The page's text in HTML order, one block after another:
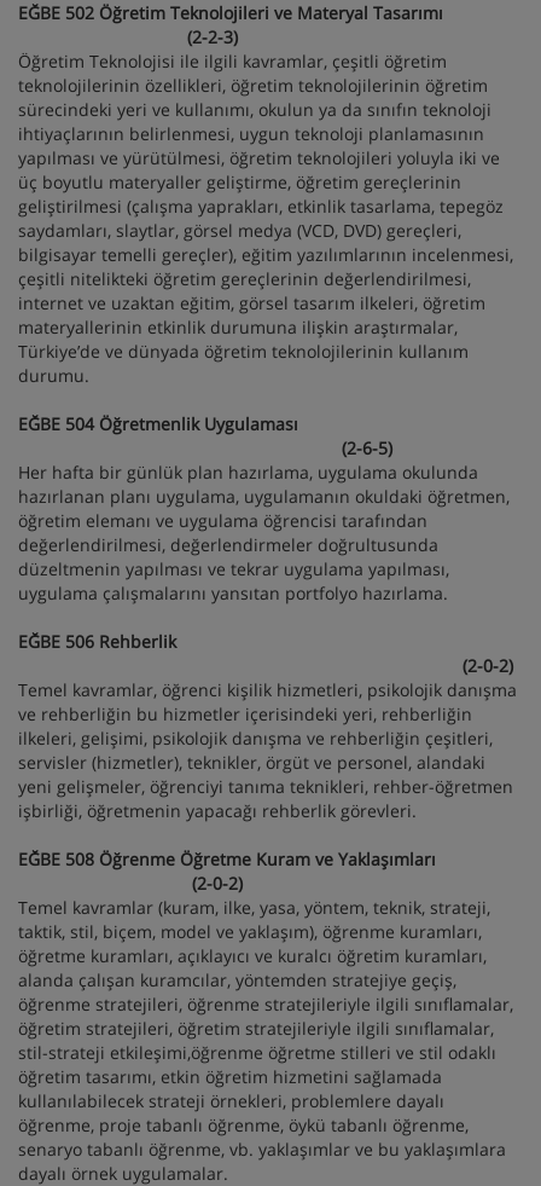
EĞBE 502 Öğretim Teknolojileri ve Materyal Tasarımı
(2-2-3)
Öğretim Teknolojisi ile ilgili kavramlar, çeşitli öğretim
teknolojilerinin özellikleri, öğretim teknolojilerinin öğretim
sürecindeki yeri ve kullanımı, okulun ya da sınıfın teknoloji
ihtiyaçlarının belirlenmesi, uygun teknoloji planlamasının
yapılması ve yürütülmesi, öğretim teknolojileri yoluyla iki ve
üç boyutlu materyaller geliştirme, öğretim gereçlerinin
geliştirilmesi (çalışma yaprakları, etkinlik tasarlama, tepegöz
saydamları, slaytlar, görsel medya (VCD, DVD) gereçleri,
bilgisayar temelli gereçler), eğitim yazılımlarının incelenmesi,
çeşitli nitelikteki öğretim gereçlerinin değerlendirilmesi,
internet ve uzaktan eğitim, görsel tasarım ilkeleri, öğretim
materyallerinin etkinlik durumuna ilişkin araştırmalar,
Türkiye’de ve dünyada öğretim teknolojilerinin kullanım
durumu.
EĞBE 504 Öğretmenlik Uygulaması
(2-6-5)
Her hafta bir günlük plan hazırlama, uygulama okulunda
hazırlanan planı uygulama, uygulamanın okuldaki öğretmen,
öğretim elemanı ve uygulama öğrencisi tarafından
değerlendirilmesi, değerlendirmeler doğrultusunda
düzeltmenin yapılması ve tekrar uygulama yapılması,
uygulama çalışmalarını yansıtan portfolyo hazırlama.
EĞBE 506 Rehberlik
(2-0-2)
Temel kavramlar, öğrenci kişilik hizmetleri, psikolojik danışma
ve rehberliğin bu hizmetler içerisindeki yeri, rehberliğin
ilkeleri, gelişimi, psikolojik danışma ve rehberliğin çeşitleri,
servisler (hizmetler), teknikler, örgüt ve personel, alandaki
yeni gelişmeler, öğrenciyi tanıma teknikleri, rehber-öğretmen
işbirliği, öğretmenin yapacağı rehberlik görevleri.
EĞBE 508 Öğrenme Öğretme Kuram ve Yaklaşımları
(2-0-2)
Temel kavramlar (kuram, ilke, yasa, yöntem, teknik, strateji,
taktik, stil, biçem, model ve yaklaşım), öğrenme kuramları,
öğretme kuramları, açıklayıcı ve kuralcı öğretim kuramları,
alanda çalışan kuramcılar, yöntemden stratejiye geçiş,
öğrenme stratejileri, öğrenme stratejileriyle ilgili sınıflamalar,
öğretim stratejileri, öğretim stratejileriyle ilgili sınıflamalar,
stil-strateji etkileşimi,öğrenme öğretme stilleri ve stil odaklı
öğretim tasarımı, etkin öğretim hizmetini sağlamada
kullanılabilecek strateji örnekleri, problemlere dayalı
öğrenme, proje tabanlı öğrenme, öykü tabanlı öğrenme,
senaryo tabanlı öğrenme, vb. yaklaşımlar ve bu yaklaşımlara
dayalı örnek uygulamalar.